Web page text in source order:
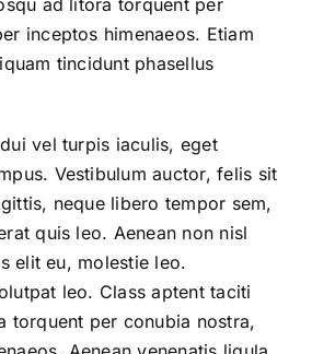
inceptos himenaeos. Etiam
tincidunt phasellus
vel turpis iaculis, eget
Vestibulum auctor, felis sit
neque libero tempor sem,
quis leo. Aenean non nisl
elit eu, molestie leo.
leo. Class aptent taciti
torquent per conubia nostra,